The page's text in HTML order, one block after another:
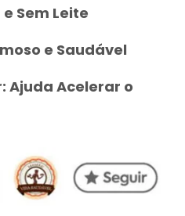
Sem Leite
e Saudável
Ajuda Acelerar o